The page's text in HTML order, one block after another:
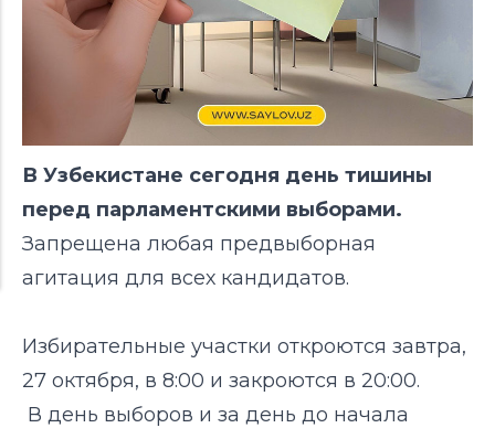
В Узбекистане сегодня день тишины
перед парламентскими выборами.
Запрещена любая предвыборная
агитация для всех кандидатов.
Избирательные участки откроются завтра,
27 октября, в 8:00 и закроются в 20:00.
В день выборов и за день до начала